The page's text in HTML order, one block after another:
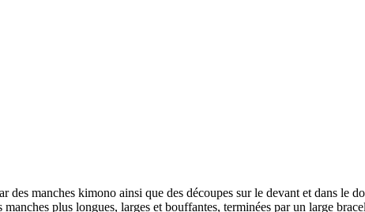
manches kimono ainsi que des découpes sur le devant et dans le
plus longues, larges et bouffantes, terminées par un large